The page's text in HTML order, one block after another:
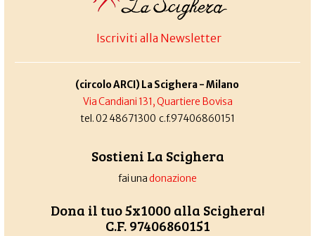
Iscriviti alla Newsletter
(circolo ARCI) La Scighera - Milano
Via Candiani 131, Quartiere Bovisa
tel. 02 48671300 c.f.97406860151
Sostieni La Scighera
fai unadonazione
Dona il tuo 5x1000 alla Scighera!
C.F. 97406860151